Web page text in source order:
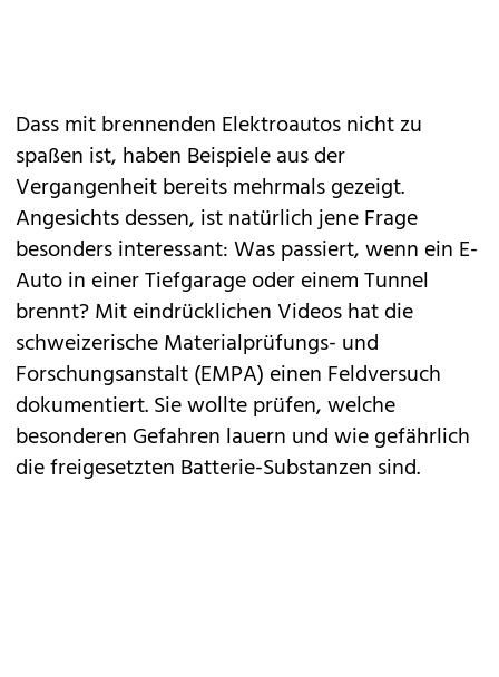
Dass mit brennenden Elektroautosnicht zu
spaßen ist, haben Beispiele aus der
Vergangenheit bereits mehrmals gezeigt.
Angesichts dessen, ist natürlich jene Frage
besonders interessant: Was passiert, wenn ein E-
Auto in einer Tiefgarage oder einem Tunnel
brennt? Mit eindrücklichen Videos hat die
schweizerische Materialprüfungs- und
Forschungsanstalt (EMPA) einen Feldversuch
dokumentiert. Sie wollte prüfen, welche
besonderen Gefahren lauern und wie gefährlich
die freigesetzten Batterie-Substanzen sind.